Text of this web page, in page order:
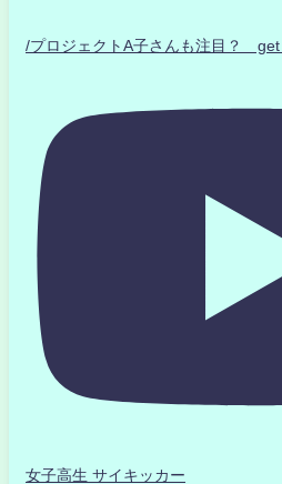
/プロジェクトA子さんも注目？ get
女子高生 サイキッカー